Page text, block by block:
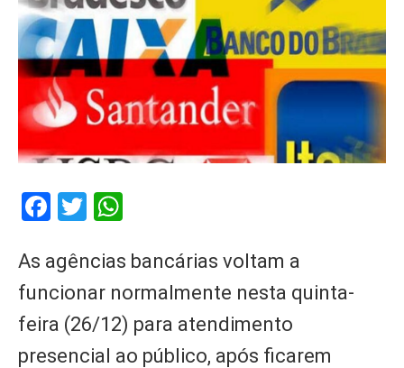
Facebook
Twitter
As agências bancárias voltam a
funcionar normalmente nesta quinta-
feira (26/12) para atendimento
presencial ao público, após ficarem